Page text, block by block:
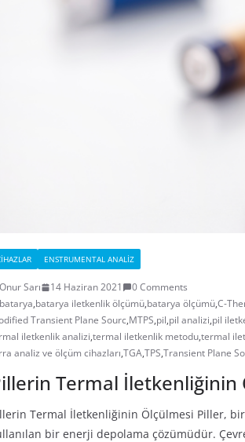
ENSTRUMENTAL ANALIZ
Onur Sarı 14 Haziran 2021
0 Comments
batarya,batarya iletkenlik ölçümü,batarya ölçümü,C-
Transient Plane Sourc,MTPS,pil,pil analizi,pil
iletkenlik analizi,termal iletkenlik metodu,termal
analiz ve ölçüm cihazları,TGA,TPS,Transient Plane
Termal İletkenliğinin
Termal İletkenliğinin Ölçülmesi Piller,
bir enerji depolama çözümüdür.